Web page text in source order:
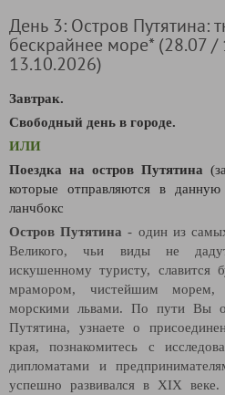
День 3: Остров Путятина:
бескрайнее море* (28.07
13.10.2026)
Завтрак.
Свободный день в городе.
ИЛИ
Поездка на остров Путятина
которые отправляются в
ланчбокс
Остров Путятина - один из
Великого, чьи виды не
искушенному туристу,
мрамором, чистейшим морем,
морскими львами. По пути Вы
Путятина, узнаете о
края, познакомитесь с
дипломатами и
успешно развивался в XIX